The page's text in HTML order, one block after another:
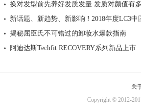
换对发型前先养好发质发量 发质对颜值有
新话题、新趋势、新影响 ! 2018年度LC3中
揭秘屈臣氏不可错过的卸妆水爆款指南
阿迪达斯Techfit RECOVERY系列新品上市
关
Copyright © 2012-